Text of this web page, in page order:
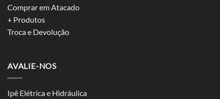
Comprar em Atacado
+ Produtos
Troca e Devolução
AVALIE-NOS
Ipê Elétrica e Hidráulica